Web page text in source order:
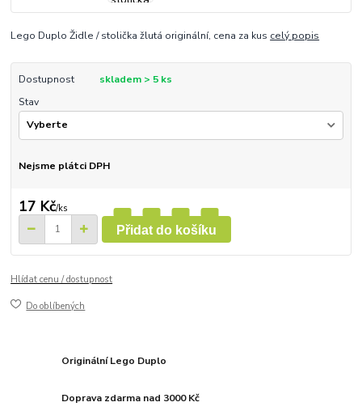
Lego Duplo Židle / stolička žlutá originální, cena za kus celý popis
Dostupnost
skladem > 5 ks
Stav
Nejsme plátci DPH
17 Kč/ks
Přidat do košíku
Hlídat cenu / dostupnost
Do oblíbených
Originální Lego Duplo
Doprava zdarma nad 3000 Kč